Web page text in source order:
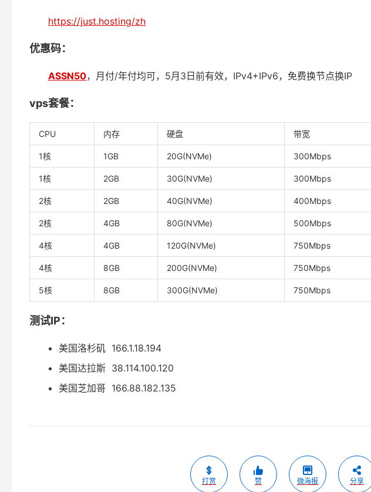
https://just.hosting/zh
优惠码：
ASSN50，月付/年付均可，5月3日前有效，IPv4+IPv6，免费换节点换IP
vps套餐：
CPU 内存 硬盘 带宽
1核 1GB 20G(NVMe) 300Mbps
1核 2GB 30G(NVMe) 300Mbps
2核 2GB 40G(NVMe) 400Mbps
2核 4GB 80G(NVMe) 500Mbps
4核 4GB 120G(NVMe) 750Mbps
4核 8GB 200G(NVMe) 750Mbps
5核 8GB 300G(NVMe) 750Mbps
测试IP：
美国洛杉矶 166.1.18.194
美国达拉斯 38.114.100.120
美国芝加哥 166.88.182.135
打赏 赞 微海报 分享